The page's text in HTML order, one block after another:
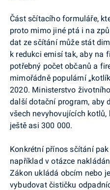
Část sčítacího formuláře,
proto mimo jiné ptá i na
dat ze sčítání může stát
k redukci emisí tak, aby na
potřebný počet občanů a
mimořádně populární
2020. Ministerstvo
další dotační program, aby
všech nevyhovujících kotlů,
ještě asi 300 000.
Konkrétní přínos sčítání
například v otázce
Zákon ukládá obcím nebo
vybudovat čističku